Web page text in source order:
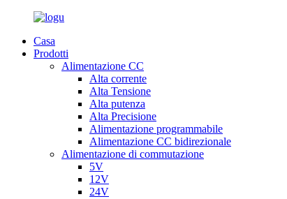
Casa
Prodotti
Alimentazione CC
Alta corrente
Alta Tensione
Alta putenza
Alta Precisione
Alimentazione programmabile
Alimentazione CC bidirezionale
Alimentazione di commutazione
5V
12V
24V